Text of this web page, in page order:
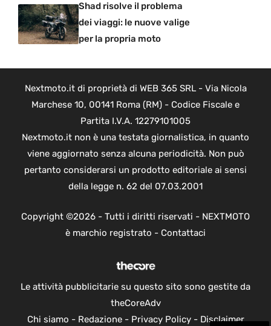
Shad risolve il problema
dei viaggi: le nuove valige
per la propria moto
Nextmoto.it di proprietà di WEB 365 SRL - Via Nicola
Marchese 10, 00141 Roma (RM) - Codice Fiscale e
Partita I.V.A. 12279101005
Nextmoto.it non è una testata giornalistica, in quanto
viene aggiornato senza alcuna periodicità. Non può
pertanto considerarsi un prodotto editoriale ai sensi
della legge n. 62 del 07.03.2001
Copyright ©2026 - Tutti i diritti riservati - NEXTMOTO
è marchio registrato - Contattaci
Le attività pubblicitarie su questo sito sono gestite da
theCoreAdv
Chi siamo - Redazione- Privacy Policy- Disclaimer